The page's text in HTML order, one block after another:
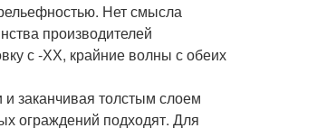
Нет смысла
производителей
с -ХХ, крайние волны с обеих
заканчивая толстым слоем
ограждений подходят. Для